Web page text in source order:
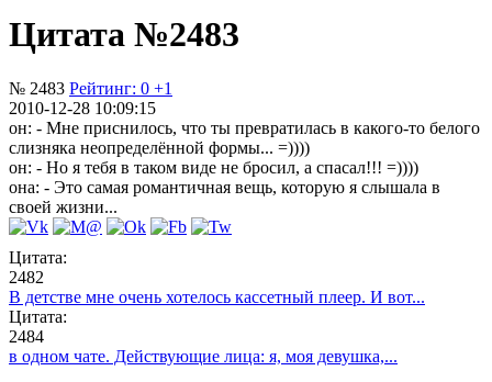
Цитата №2483
№ 2483 Рейтинг: 0 +1
2010-12-28 10:09:15
он: - Мне приснилось, что ты превратилась в какого-то белого
слизняка неопределённой формы... =))))
он: - Но я тебя в таком виде не бросил, а спасал!!! =))))
она: - Это самая романтичная вещь, которую я слышала в
своей жизни...
Цитата:
2482
В детстве мне очень хотелось кассетный плеер. И вот...
Цитата:
2484
в одном чате. Действующие лица: я, моя девушка,...